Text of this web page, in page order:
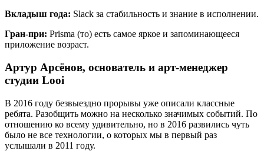
Вкладыш года: Slack за стабильность и знание в исполнении.
Гран-при: Prisma (то) есть самое яркое и запоминающееся
приложение возраст.
Артур Арсёнов, основатель и арт-менеджер
студии Looi
В 2016 году безвыездно прорывы уже описали классные
ребята. Разобщить можно на несколько значимых событий. По
отношению ко всему удивительно, но в 2016 развились чуть
было не все технологии, о которых мы в первый раз
услышали в 2011 году.